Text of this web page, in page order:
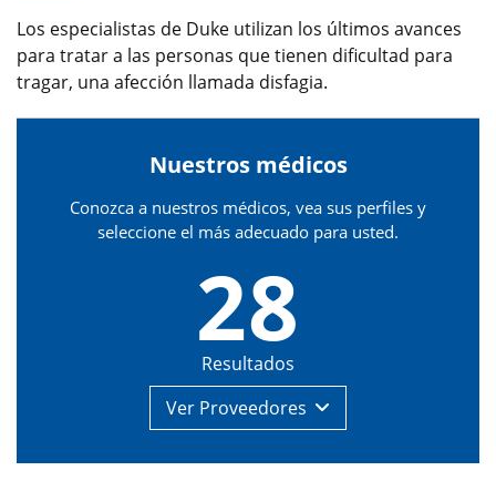
Los especialistas de Duke utilizan los últimos avances
para tratar a las personas que tienen dificultad para
tragar, una afección llamada disfagia.
28
Resultados
Ver Proveedores
Nuestros médicos
Conozca a nuestros médicos, vea sus perfiles y
seleccione el más adecuado para usted.